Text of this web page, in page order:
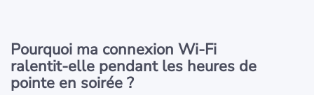
Pourquoi ma connexion Wi‑Fi
ralentit‑elle pendant les heures de
pointe en soirée ?